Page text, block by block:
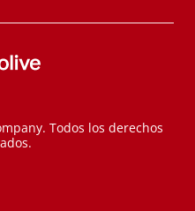
Todos los derechos